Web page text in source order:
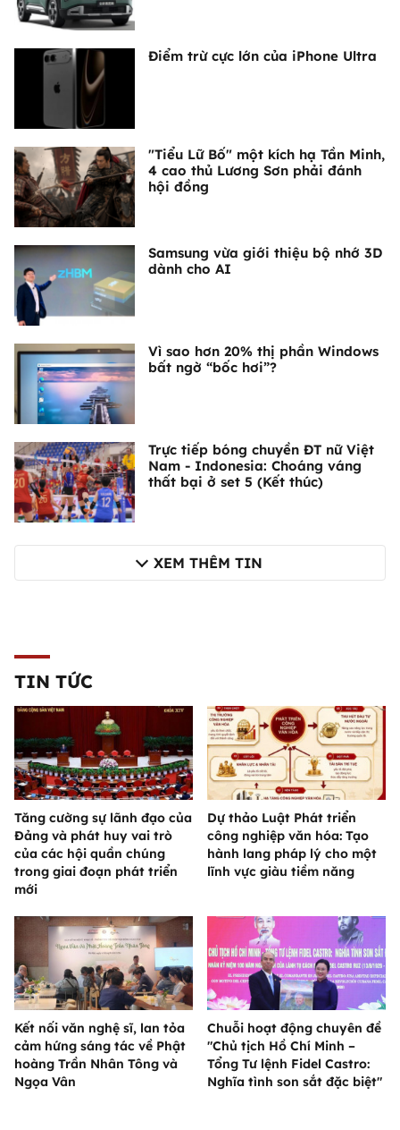
Điểm trừ cực lớn của iPhone Ultra
"Tiểu Lữ Bố" một kích hạ Tần Minh,
4 cao thủ Lương Sơn phải đánh
hội đồng
Samsung vừa giới thiệu bộ nhớ 3D
dành cho AI
Vì sao hơn 20% thị phần Windows
bất ngờ “bốc hơi”?
Trực tiếp bóng chuyền ĐT nữ Việt
Nam - Indonesia: Choáng váng
thất bại ở set 5 (Kết thúc)
XEM THÊM TIN
TIN TỨC
Tăng cường sự lãnh đạo của
Đảng và phát huy vai trò
của các hội quần chúng
trong giai đoạn phát triển
mới
Dự thảo Luật Phát triển
công nghiệp văn hóa: Tạo
hành lang pháp lý cho một
lĩnh vực giàu tiềm năng
Kết nối văn nghệ sĩ, lan tỏa
cảm hứng sáng tác về Phật
hoàng Trần Nhân Tông và
Ngọa Vân
Chuỗi hoạt động chuyên đề
"Chủ tịch Hồ Chí Minh –
Tổng Tư lệnh Fidel Castro:
Nghĩa tình son sắt đặc biệt"